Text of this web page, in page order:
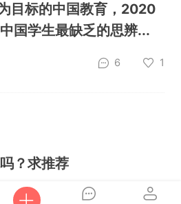
目标的中国教育，2020
国学生最缺乏的思辨...
6 1
？求推荐